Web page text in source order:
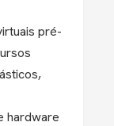
pré-
hardware